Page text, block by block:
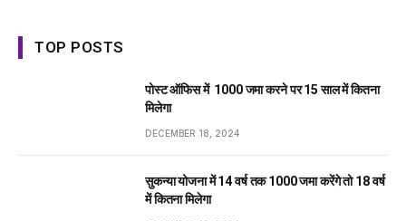
TOP POSTS
पोस्ट ऑफिस में ₹ 1000 जमा करने पर 15 साल में कितना
मिलेगा
DECEMBER 18, 2024
सुकन्या योजना में 14 वर्ष तक ₹1000 जमा करेंगे तो 18 वर्ष
में कितना मिलेगा